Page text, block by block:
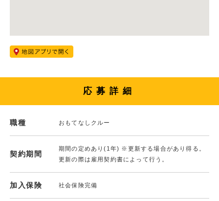
応募詳細
職種 おもてなしクルー
契約期間
期間の定めあり(1年) ※更新する場合があり得る。
更新の際は雇用契約書によって行う。
加入保険 社会保険完備